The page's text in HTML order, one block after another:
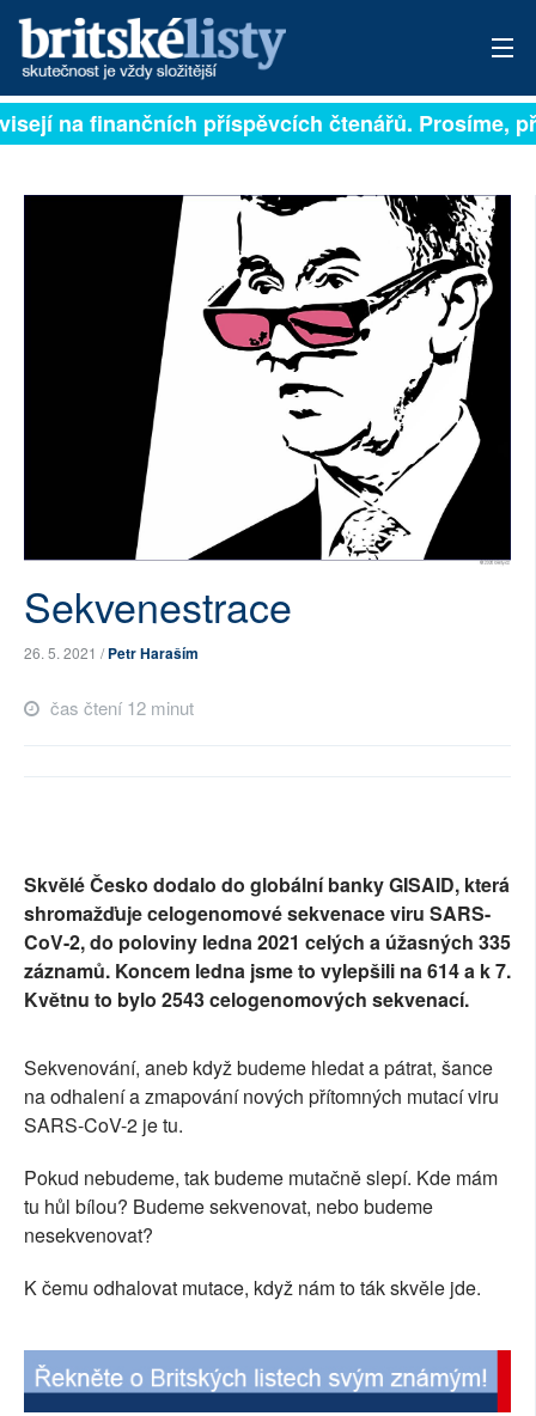
PŘIHLÁSIT
NEJČTENĚJŠÍ ZA 7 DNÍ
PŘÍSPĚVKY NA PROVOZ
SOCIÁLNÍ SÍTĚ
RUBRIKY
na finančních příspěvcích čtenářů. Prosíme,
Sekvenestrace
26. 5. 2021 /Petr Haraším
čas čtení 12 minut
Skvělé Česko dodalo do globální banky GISAID, která
shromažďuje celogenomové sekvenace viru SARS-
CoV-2, do poloviny ledna 2021 celých a úžasných 335
záznamů. Koncem ledna jsme to vylepšili na 614 a k 7.
Květnu to bylo 2543 celogenomových sekvenací.
Sekvenování, aneb když budeme hledat a pátrat, šance
na odhalení a zmapování nových přítomných mutací viru
SARS-CoV-2 je tu.
Pokud nebudeme, tak budeme mutačně slepí. Kde mám
tu hůl bílou? Budeme sekvenovat, nebo budeme
nesekvenovat?
K čemu odhalovat mutace, když nám to ták skvěle jde.